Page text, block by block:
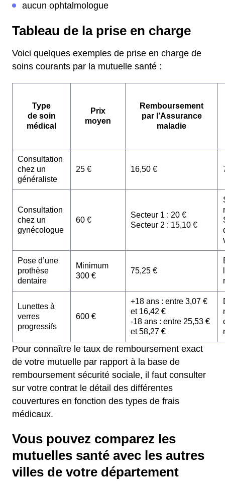
aucun ophtalmologue
Tableau de la prise en charge
Voici quelques exemples de prise en charge de
soins courants par la mutuelle santé :
Type
de soin
médical
Prix
moyen
Remboursement
par l’Assurance
maladie
Consultation
chez un
généraliste
25 € 16,50 €
Consultation
chez un
gynécologue
60 €
Secteur 1 : 20 €
Secteur 2 : 15,10 €
Pose d’une
prothèse
dentaire
Minimum
300 €
75,25 €
Lunettes à
verres
progressifs
600 €
+18 ans : entre 3,07 €
et 16,42 €
-18 ans : entre 25,53 €
et 58,27 €
Pour connaître le taux de remboursement exact
de votre mutuelle par rapport à la base de
remboursement sécurité sociale, il faut consulter
sur votre contrat le détail des différentes
couvertures en fonction des types de frais
médicaux.
Vous pouvez comparez les
mutuelles santé avec les autres
villes de votre département